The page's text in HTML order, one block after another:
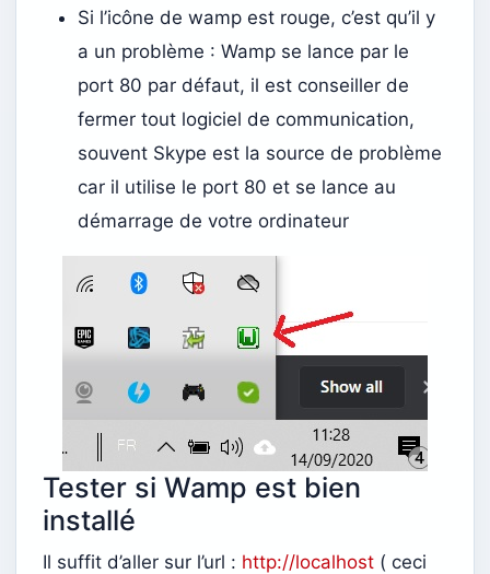
Si l’icône de wamp est rouge, c’est qu’il y
a un problème : Wamp se lance par le
port 80 par défaut, il est conseiller de
fermer tout logiciel de communication,
souvent Skype est la source de problème
car il utilise le port 80 et se lance au
démarrage de votre ordinateur
Tester si Wamp est bien
installé
Il suffit d’aller sur l’url : http://localhost ( ceci